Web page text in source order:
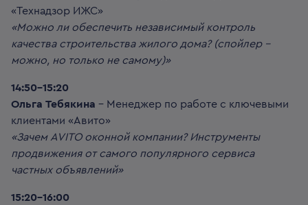
«Технадзор ИЖС»
«Можно ли обеспечить независимый контроль
качества строительства жилого дома? (спойлер –
можно, но только не самому)»
14:50-15:20
Ольга Тебякина – Менеджер по работе с ключевыми
клиентами «Авито»
«Зачем AVITO оконной компании? Инструменты
продвижения от самого популярного сервиса
частных объявлений»
15:20-16:00